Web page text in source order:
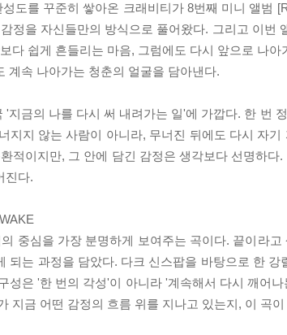
도를 꾸준히 쌓아온 크래비티가 8번째 미니 앨범
정을 자신들만의 방식으로 풀어왔다. 그리고 이번
다 쉽게 흔들리는 마음, 그럼에도 다시 앞으로 나
계속 나아가는 청춘의 얼굴을 담아낸다.
'지금의 나를 다시 써 내려가는 일'에 가깝다. 한 번
지지 않는 사람이 아니라, 무너진 뒤에도 다시 자
적이지만, 그 안에 담긴 감정은 생각보다 선명하
진다.
의 중심을 가장 분명하게 보여주는 곡이다. 끝이라
되는 과정을 담았다. 다크 신스팝을 바탕으로 한
성은 '한 번의 각성'이 아니라 '계속해서 다시 깨어
지금 어떤 감정의 흐름 위를 지나고 있는지, 이 곡